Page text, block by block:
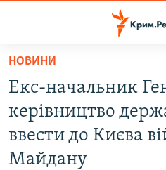
Перейти
основного
матеріалу
Перейти
до
основної
ВІДЕО ТА ФОТО
ПОЛІТИКА
НОВИНИ
Екс-начальник
керівництво
ввести до Києва
Майдану